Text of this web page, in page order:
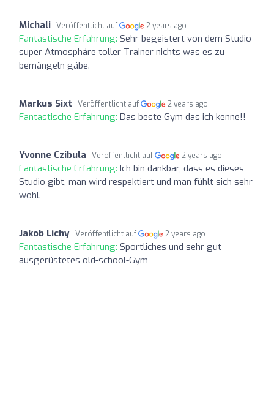
Michali Veröffentlicht auf 2 years ago
Fantastische Erfahrung: Sehr begeistert von dem Studio
super Atmosphäre toller Trainer nichts was es zu
bemängeln gäbe.
Markus Sixt Veröffentlicht auf 2 years ago
Fantastische Erfahrung: Das beste Gym das ich kenne!!
Yvonne Czibula Veröffentlicht auf 2 years ago
Fantastische Erfahrung: Ich bin dankbar, dass es dieses
Studio gibt, man wird respektiert und man fühlt sich sehr
wohl.
Jakob Lichy Veröffentlicht auf 2 years ago
Fantastische Erfahrung: Sportliches und sehr gut
ausgerüstetes old-school-Gym